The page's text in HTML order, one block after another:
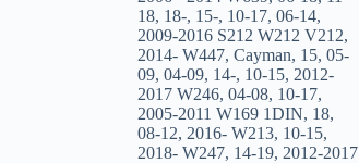
18, 18-, 15-, 10-17, 06-14,
2009-2016 S212 W212 V212,
2014- W447, Cayman, 15, 05-
09, 04-09, 14-, 10-15, 2012-
2017 W246, 04-08, 10-17,
2005-2011 W169 1DIN, 18,
08-12, 2016- W213, 10-15,
2018- W247, 14-19, 2012-2017